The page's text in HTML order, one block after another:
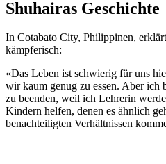
Shuhairas Geschichte
In Cotabato City, Philippinen,
kämpferisch:
«Das Leben ist schwierig für uns
wir kaum genug zu essen. Aber ich
zu beenden, weil ich Lehrerin
Kindern helfen, denen es ähnlich
benachteiligten Verhältnissen